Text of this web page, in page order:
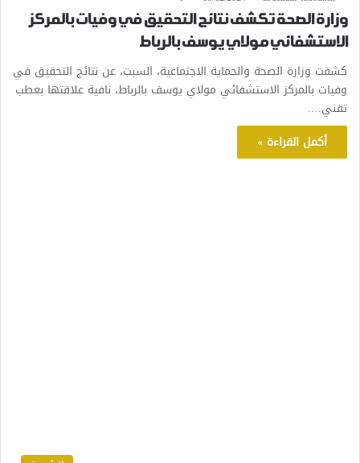
وزارة الصحة تكشف نتائج التحقيق في وفيات بالمركز
الاستشفائي مولاي يوسف بالرباط
كشفت وزارة الصحة والحماية الاجتماعية، السبت، عن نتائج التحقيق في
وفيات بالمركز الاستشفائي مولاي يوسف بالرباط، نافية علاقتها بعطب
تقني.…
أكمل القراءة »